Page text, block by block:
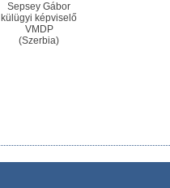
Sepsey Gábor
külügyi képviselő
VMDP
(Szerbia)